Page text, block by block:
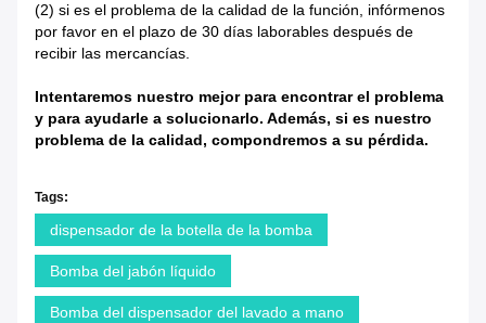
(2) si es el problema de la calidad de la función, infórmenos
por favor en el plazo de 30 días laborables después de
recibir las mercancías.
Intentaremos nuestro mejor para encontrar el problema
y para ayudarle a solucionarlo. Además, si es nuestro
problema de la calidad, compondremos a su pérdida.
Tags:
dispensador de la botella de la bomba
Bomba del jabón líquido
Bomba del dispensador del lavado a mano